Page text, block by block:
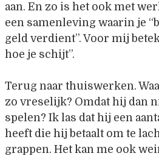
aan. En zo is het ook met
een samenleving waarin je
geld verdient”. Voor mij
hoe je schijt”.
Terug naar thuiswerken.
zo vreselijk? Omdat hij dan
spelen? Ik las dat hij een
heeft die hij betaalt om te
grappen. Het kan me ook